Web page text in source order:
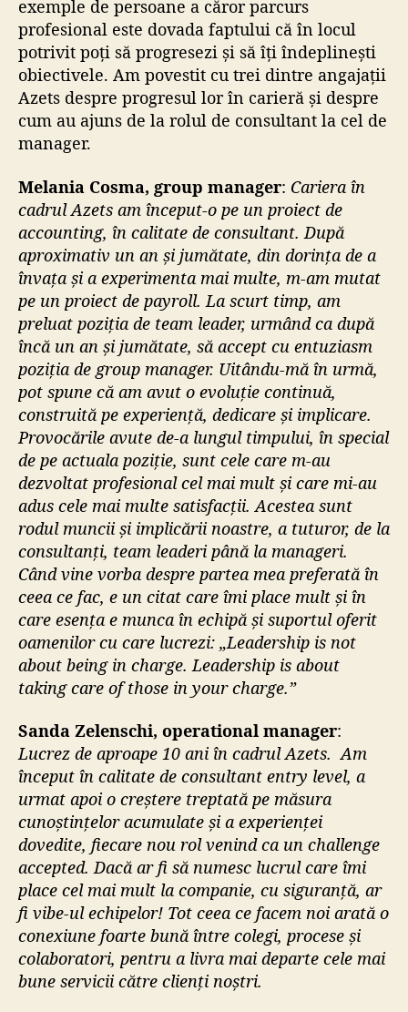
exemple de persoane a căror parcurs
profesional este dovada faptului că în locul
potrivit poți să progresezi și să îți îndeplinești
obiectivele. Am povestit cu trei dintre angajații
Azets despre progresul lor în carieră și despre
cum au ajuns de la rolul de consultant la cel de
manager.
Melania Cosma, group manager: Cariera în
cadrul Azets am început-o pe un proiect de
accounting, în calitate de consultant. După
aproximativ un an și jumătate, din dorința de a
învața și a experimenta mai multe, m-am mutat
pe un proiect de payroll. La scurt timp, am
preluat poziția de team leader, urmând ca după
încă un an și jumătate, să accept cu entuziasm
poziția de group manager. Uitându-mă în urmă,
pot spune că am avut o evoluție continuă,
construită pe experiență, dedicare și implicare.
Provocările avute de-a lungul timpului, în special
de pe actuala poziție, sunt cele care m-au
dezvoltat profesional cel mai mult și care mi-au
adus cele mai multe satisfacții. Acestea sunt
rodul muncii și implicării noastre, a tuturor, de la
consultanți, team leaderi până la manageri.
Când vine vorba despre partea mea preferată în
ceea ce fac, e un citat care îmi place mult și în
care esența e munca în echipă și suportul oferit
oamenilor cu care lucrezi: „Leadership is not
about being in charge. Leadership is about
taking care of those in your charge.”
Sanda Zelenschi, operational manager:
Lucrez de aproape 10 ani în cadrul Azets. Am
început în calitate de consultant entry level, a
urmat apoi o creștere treptată pe măsura
cunoștințelor acumulate și a experienței
dovedite, fiecare nou rol venind ca un challenge
accepted. Dacă ar fi să numesc lucrul care îmi
place cel mai mult la companie, cu siguranță, ar
fi vibe-ul echipelor! Tot ceea ce facem noi arată o
conexiune foarte bună între colegi, procese și
colaboratori, pentru a livra mai departe cele mai
bune servicii către clienți noștri.